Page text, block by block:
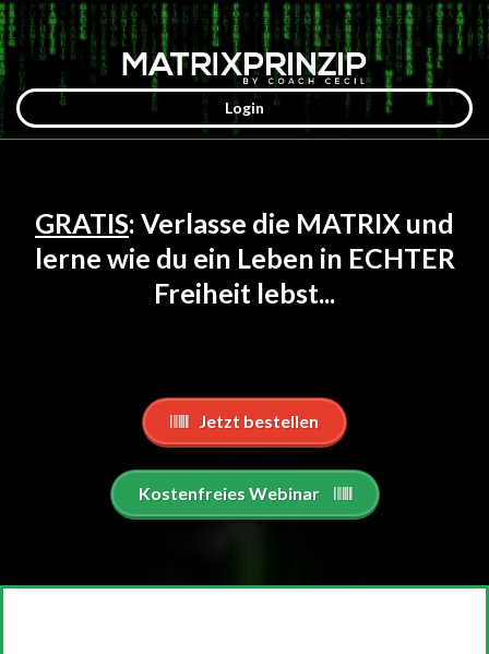
Login
GRATIS: Verlasse die MATRIX und
lerne wie du ein Leben in ECHTER
Freiheit lebst...
Jetzt bestellen
Kostenfreies Webinar